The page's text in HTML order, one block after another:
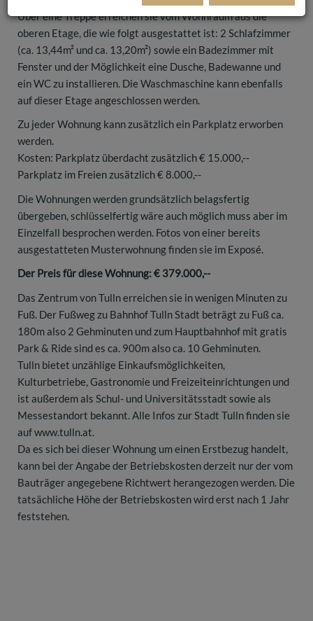
Über eine Treppe erreichen sie vom Wohnraum aus die
oberen Etage, die wie folgt ausgestattet ist: 2 Schlafzimmer
(ca. 13,44m² und ca. 13,20m²) sowie ein Badezimmer mit
Fenster und der Möglichkeit eine Dusche, Badewanne und
ein WC zu installieren. Die Waschmaschine kann ebenfalls
auf dieser Etage angeschlossen werden.
Zu jeder Wohnung kann zusätzlich ein Parkplatz erworben
werden.
Kosten: Parkplatz überdacht zusätzlich € 15.000,--
Parkplatz im Freien zusätzlich € 8.000,--
Die Wohnungen werden grundsätzlich belagsfertig
übergeben, schlüsselfertig wäre auch möglich muss aber im
Einzelfall besprochen werden. Fotos von einer bereits
ausgestatteten Musterwohnung finden sie im Exposé.
Der Preis für diese Wohnung: € 379.000,--
Das Zentrum von Tulln erreichen sie in wenigen Minuten zu
Fuß. Der Fußweg zu Bahnhof Tulln Stadt beträgt zu Fuß ca.
180m also 2 Gehminuten und zum Hauptbahnhof mit gratis
Park & Ride sind es ca. 900m also ca. 10 Gehminuten.
Tulln bietet unzählige Einkaufsmöglichkeiten,
Kulturbetriebe, Gastronomie und Freizeiteinrichtungen und
ist außerdem als Schul- und Universitätsstadt sowie als
Messestandort bekannt. Alle Infos zur Stadt Tulln finden sie
auf www.tulln.at.
Da es sich bei dieser Wohnung um einen Erstbezug handelt,
kann bei der Angabe der Betriebskosten derzeit nur der vom
Bauträger angegebene Richtwert herangezogen werden. Die
tatsächliche Höhe der Betriebskosten wird erst nach 1 Jahr
feststehen.